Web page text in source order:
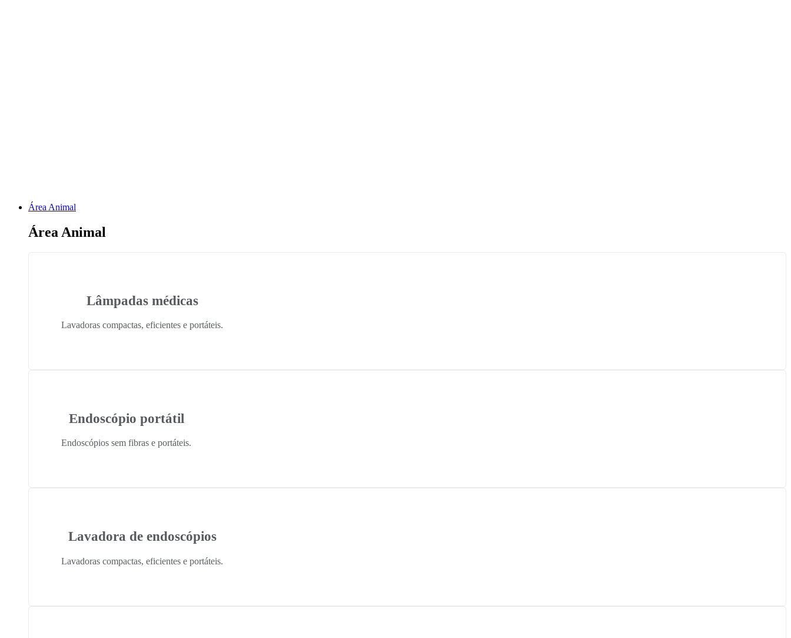
Área Animal
Área Animal
Lâmpadas médicas
Lavadoras compactas, eficientes e portáteis.
Endoscópio portátil
Endoscópios sem fibras e portáteis.
Lavadora de endoscópios
Lavadoras compactas, eficientes e portáteis.